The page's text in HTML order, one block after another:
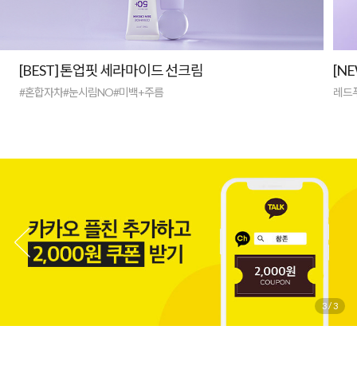
[BEST] 톤업핏 세라마이드 선크림
#혼합자차#눈시림NO#미백+주름 레드
3/3